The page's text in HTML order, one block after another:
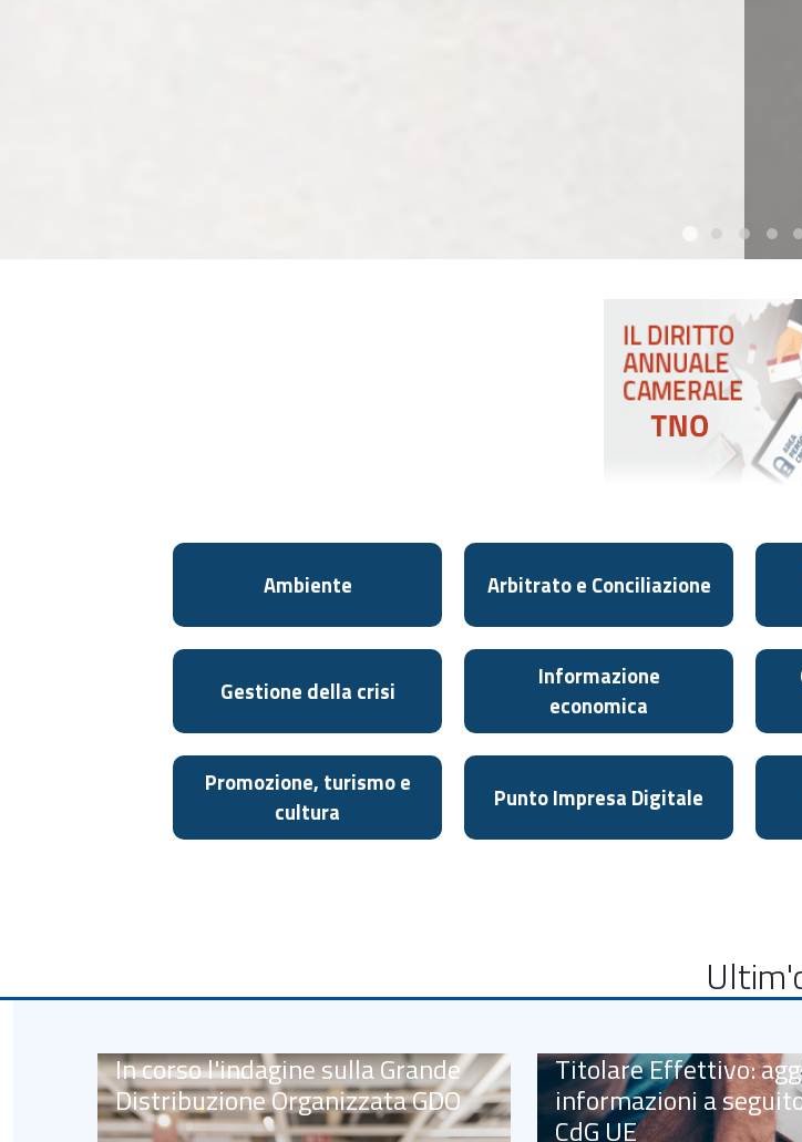
Ambiente Arbitrato e Conciliazione
Gestione della crisi
Informazione
economica
Promozione, turismo e
cultura
Punto Impresa Digitale
In corso l'indagine sulla Grande
Distribuzione Organizzata GDO
Titolare Effettivo:
informazioni a
CdG UE